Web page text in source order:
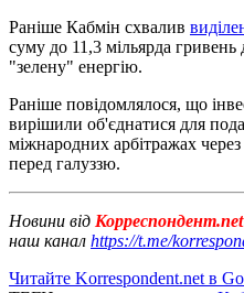
Раніше Кабмін схвалив
суму до 11,3 мільярда гривень
"зелену" енергію.
Раніше повідомлялося, що
вирішили об'єднатися для
міжнародних арбітражах
перед галуззю.
Новини від Корреспондент.net
наш канал https://t.me/
Читайте Korrespondent.net в